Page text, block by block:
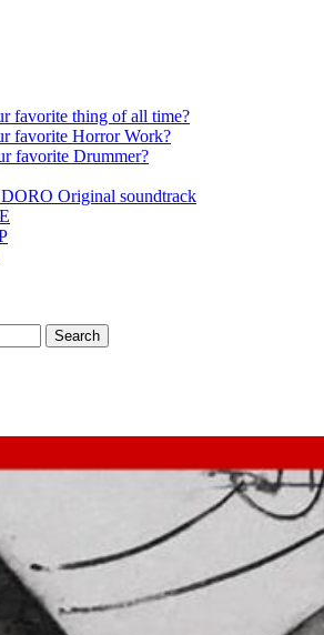
favorite thing of all time?
favorite Horror Work?
favorite Drummer?
Original soundtrack